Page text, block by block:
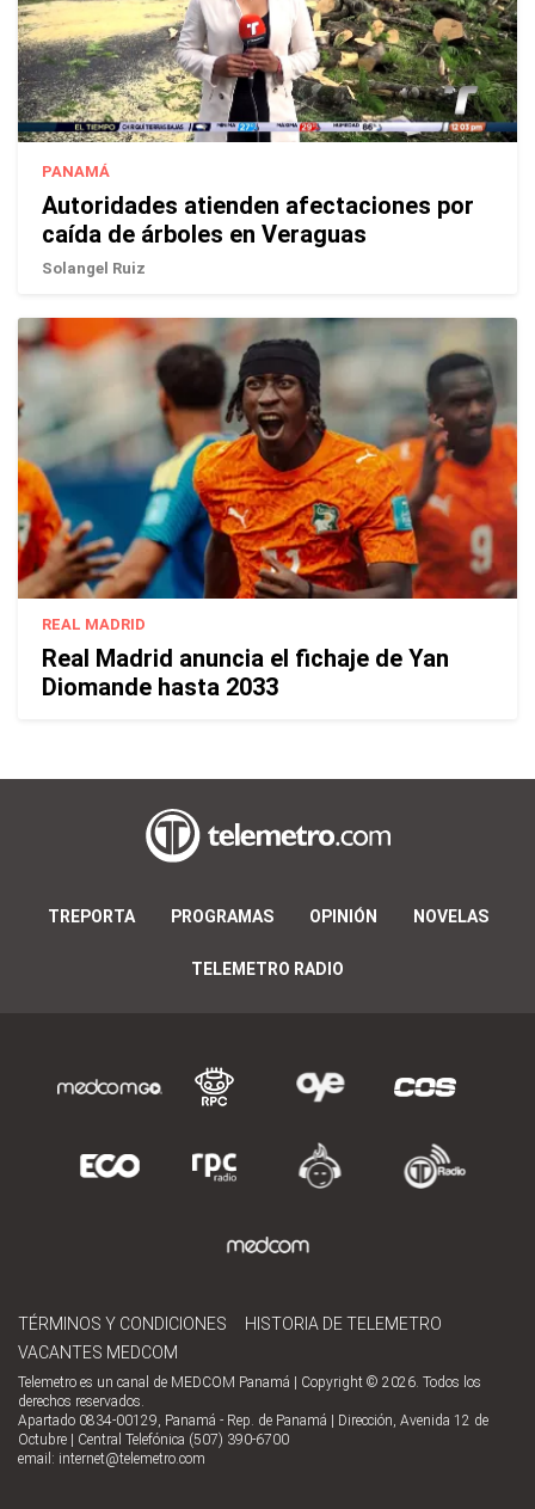
PANAMÁ
Autoridades atienden afectaciones por
caída de árboles en Veraguas
Solangel Ruiz
REAL MADRID
Real Madrid anuncia el fichaje de Yan
Diomande hasta 2033
TREPORTA PROGRAMAS OPINIÓN NOVELAS
TELEMETRO RADIO
TÉRMINOS Y CONDICIONES
HISTORIA DE TELEMETRO
VACANTES MEDCOM
Telemetro es un canal de MEDCOM Panamá | Copyright © 2026. Todos los
derechos reservados.
Apartado 0834-00129, Panamá - Rep. de Panamá | Dirección, Avenida 12 de
Octubre | Central Telefónica (507) 390-6700
email: internet@telemetro.com